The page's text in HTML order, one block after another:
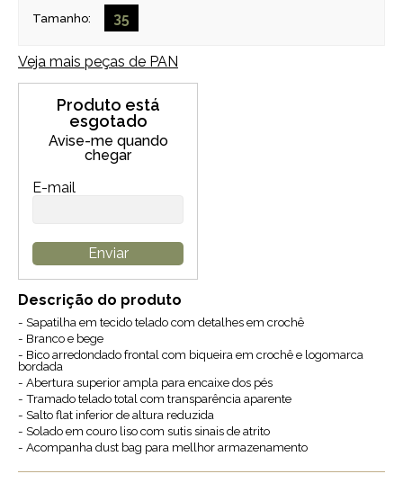
Tamanho: 35
Veja mais peças de PAN
Produto está
esgotado
Avise-me quando
chegar
E-mail
Enviar
Descrição do produto
- Sapatilha em tecido telado com detalhes em crochê
- Branco e bege
- Bico arredondado frontal com biqueira em crochê e logomarca
bordada
- Abertura superior ampla para encaixe dos pés
- Tramado telado total com transparência aparente
- Salto flat inferior de altura reduzida
- Solado em couro liso com sutis sinais de atrito
- Acompanha dust bag para mellhor armazenamento